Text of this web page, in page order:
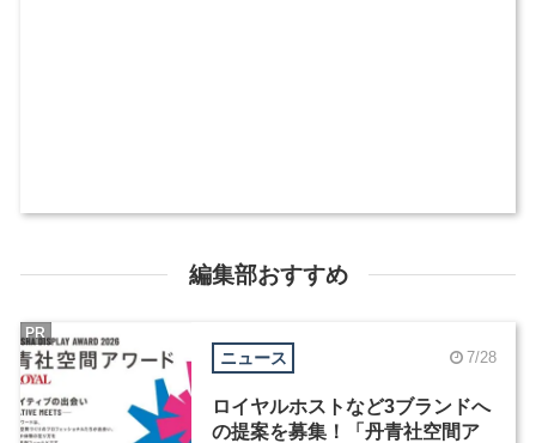
編集部おすすめ
ニュース 7/28
ロイヤルホストなど3ブランドへ
の提案を募集！「丹青社空間ア
PR